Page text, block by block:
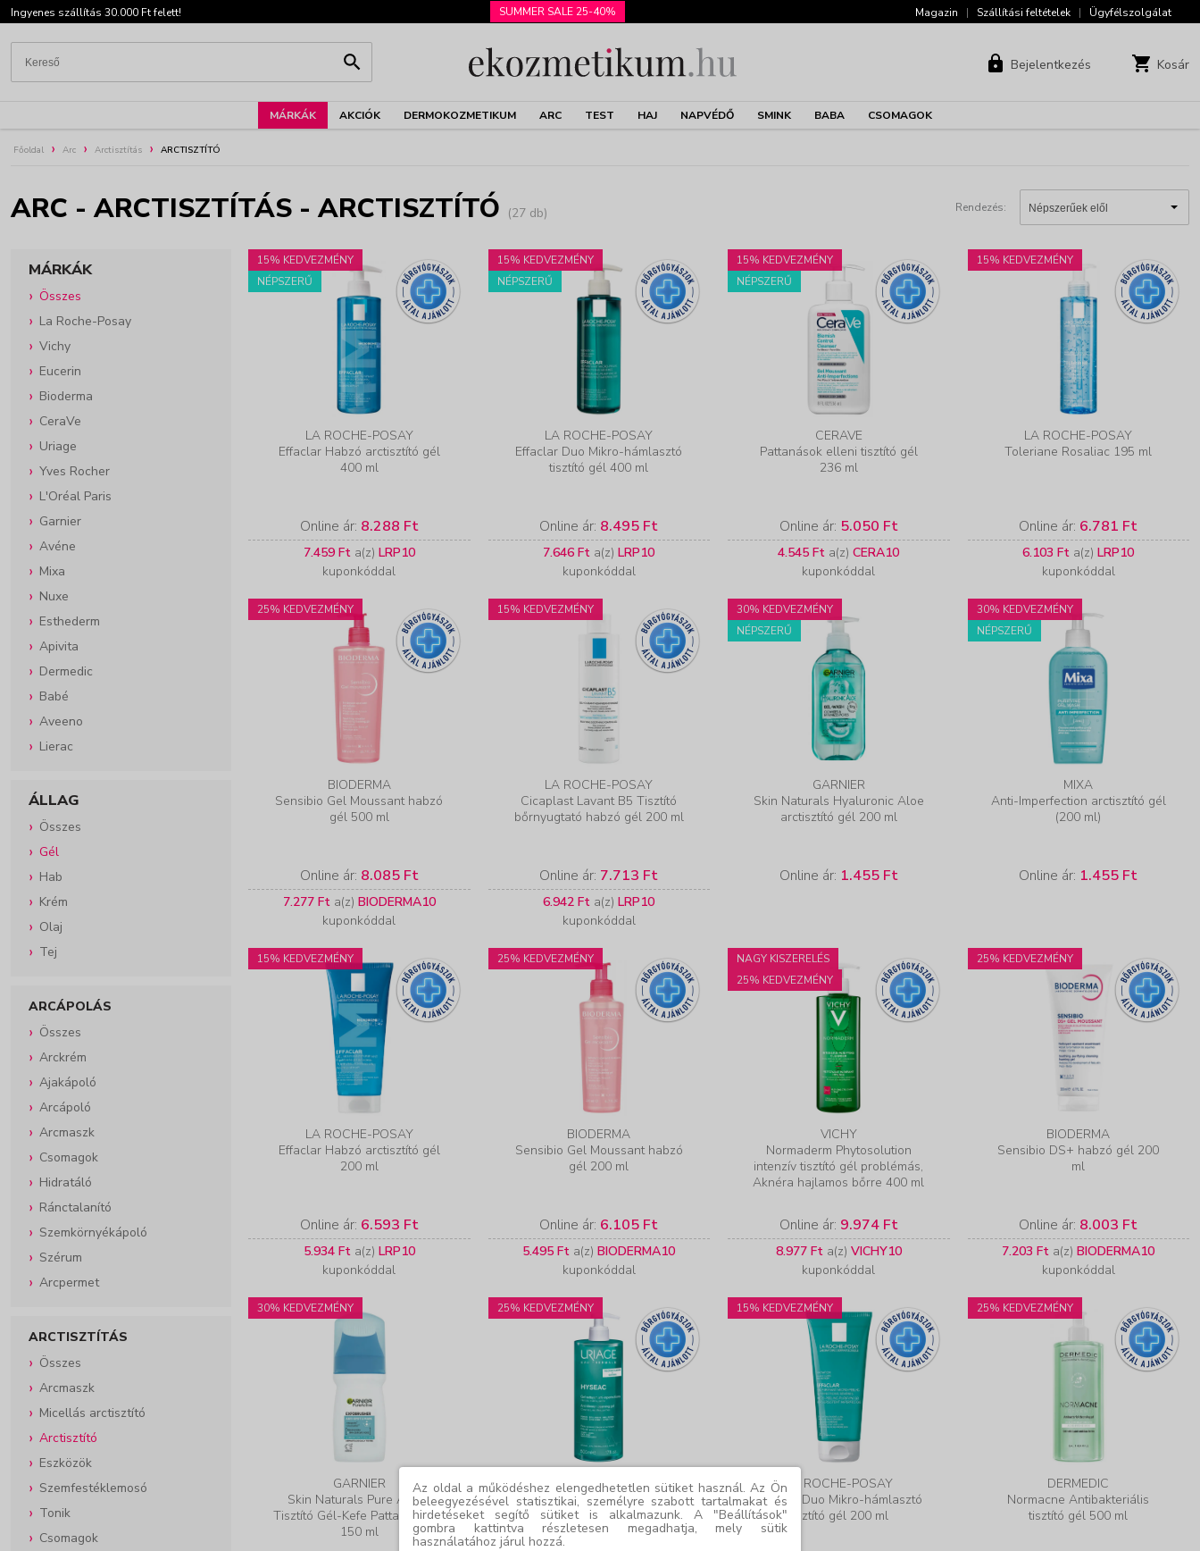
Ingyenes szállítás 30.000 Ft felett! SUMMER SALE 25-40% Magazin | Szállítási feltételek | Ügyfélszolgálat
Bejelentkezés Kosár
MÁRKÁK AKCIÓK DERMOKOZMETIKUM ARC TEST HAJ NAPVÉDŐ SMINK BABA CSOMAGOK
Főoldal Arc Arctisztítás ARCTISZTÍTÓ
ARC - ARCTISZTÍTÁS - ARCTISZTÍTÓ (27 db) Rendezés:
MÁRKÁK
Összes
La Roche-Posay
Vichy
Eucerin
Bioderma
CeraVe
Uriage
Yves Rocher
L'Oréal Paris
Garnier
Avéne
Mixa
Nuxe
Esthederm
Apivita
Dermedic
Babé
Aveeno
Lierac
ÁLLAG
Összes
Gél
Hab
Krém
Olaj
Tej
ARCÁPOLÁS
Összes
Arckrém
Ajakápoló
Arcápoló
Arcmaszk
Csomagok
Hidratáló
Ránctalanító
Szemkörnyékápoló
Szérum
Arcpermet
ARCTISZTÍTÁS
Összes
Arcmaszk
Micellás arctisztító
Arctisztító
Eszközök
Szemfestéklemosó
Tonik
Csomagok
15% KEDVEZMÉNY
NÉPSZERŰ
LA ROCHE-POSAY
Effaclar Habzó arctisztító gél
400 ml
Online ár: 8.288 Ft
7.459 Fta(z) LRP10
kuponkóddal
15% KEDVEZMÉNY
NÉPSZERŰ
LA ROCHE-POSAY
Effaclar Duo Mikro-hámlasztó
tisztító gél 400 ml
Online ár: 8.495 Ft
7.646 Ft a(z)LRP10
kuponkóddal
15% KEDVEZMÉNY
NÉPSZERŰ
CERAVE
Pattanások elleni tisztító gél
236 ml
Online ár: 5.050 Ft
4.545 Ft a(z)CERA10
kuponkóddal
15% KEDVEZMÉNY
LA ROCHE-POSAY
Toleriane Rosaliac 195 ml
Online ár: 6.781 Ft
6.103 Ft a(z)LRP10
kuponkóddal
25% KEDVEZMÉNY
BIODERMA
Sensibio Gel Moussant habzó
gél 500 ml
Online ár: 8.085 Ft
7.277 Fta(z) BIODERMA10
kuponkóddal
15% KEDVEZMÉNY
LA ROCHE-POSAY
Cicaplast Lavant B5 Tisztító
bőrnyugtató habzó gél 200 ml
Online ár: 7.713 Ft
6.942 Ft a(z)LRP10
kuponkóddal
30% KEDVEZMÉNY
NÉPSZERŰ
GARNIER
Skin Naturals Hyaluronic Aloe
arctisztító gél 200 ml
Online ár: 1.455 Ft
30% KEDVEZMÉNY
NÉPSZERŰ
MIXA
Anti-Imperfection arctisztító gél
(200 ml)
Online ár: 1.455 Ft
15% KEDVEZMÉNY
LA ROCHE-POSAY
Effaclar Habzó arctisztító gél
200 ml
Online ár: 6.593 Ft
5.934 Fta(z) LRP10
kuponkóddal
25% KEDVEZMÉNY
BIODERMA
Sensibio Gel Moussant habzó
gél 200 ml
Online ár: 6.105 Ft
5.495 Ft a(z)BIODERMA10
kuponkóddal
NAGY KISZERELÉS
25% KEDVEZMÉNY
VICHY
Normaderm Phytosolution
intenzív tisztító gél problémás,
Aknéra hajlamos bőrre 400 ml
Online ár: 9.974 Ft
8.977 Fta(z) VICHY10
kuponkóddal
25% KEDVEZMÉNY
BIODERMA
Sensibio DS+ habzó gél 200
ml
Online ár: 8.003 Ft
7.203 Ft a(z)BIODERMA10
kuponkóddal
30% KEDVEZMÉNY
GARNIER
Skin Naturals Pure Active
Tisztító Gél-Kefe Pattanásokra
150 ml
25% KEDVEZMÉNY
URIAGE
HYSÉAC habzó tisztító gél
zsíros bőrre 500 ml
15% KEDVEZMÉNY
LA ROCHE-POSAY
Effaclar Duo Mikro-hámlasztó
tisztító gél 200 ml
25% KEDVEZMÉNY
DERMEDIC
Normacne Antibakteriális
tisztító gél 500 ml
Az oldal a működéshez elengedhetetlen sütiket használ. Az Ön
beleegyezésével statisztikai, személyre szabott tartalmakat és
hirdetéseket segítő sütiket is alkalmazunk. A "Beállítások"
gombra kattintva részletesen megadhatja, mely sütik
használatához járul hozzá.